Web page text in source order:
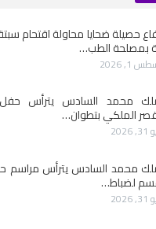
بمصلحة الطب…
1, 2026
محمد السادس يترأس حفل
الملكي بتطوان…
محمد السادس يترأس مراسم
لضباط…